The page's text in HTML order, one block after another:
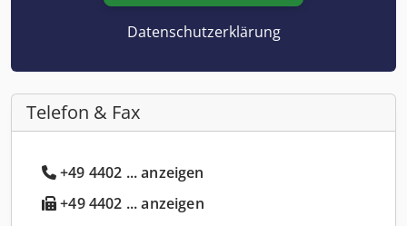
Datenschutzerklärung
Telefon & Fax
+49 4402 ... anzeigen
+49 4402 ... anzeigen